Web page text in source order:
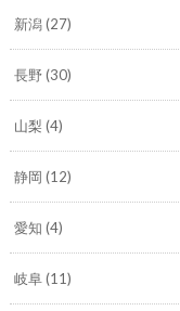
新潟(27)
長野(30)
山梨 (4)
静岡 (12)
愛知 (4)
岐阜(11)